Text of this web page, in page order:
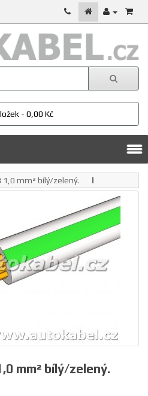
- 0,00 Kč
1,0 mm² bílý/zelený.
mm² bílý/zelený.